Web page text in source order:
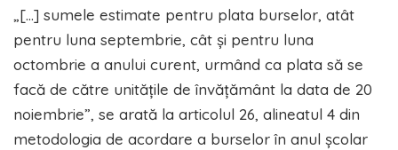
„[…] sumele estimate pentru plata burselor, atât
pentru luna septembrie, cât și pentru luna
octombrie a anului curent, urmând ca plata să se
facă de către unitățile de învățământ la data de 20
noiembrie”, se arată la articolul 26, alineatul 4 din
metodologia de acordare a burselor în anul școlar